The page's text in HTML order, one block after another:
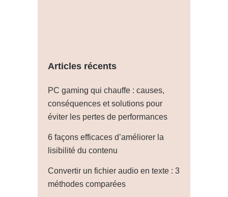
Articles récents
PC gaming qui chauffe : causes,
conséquences et solutions pour
éviter les pertes de performances
6 façons efficaces d’améliorer la
lisibilité du contenu
Convertir un fichier audio en texte : 3
méthodes comparées